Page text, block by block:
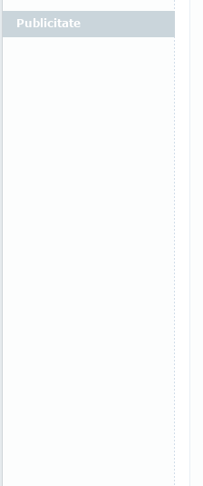
Publicitate